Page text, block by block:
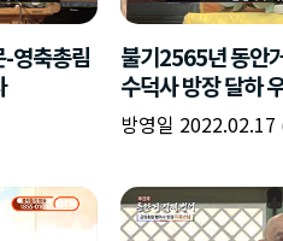
영축총림
불기2565년 동안
수덕사 방장 달하
방영일 2022.02.17